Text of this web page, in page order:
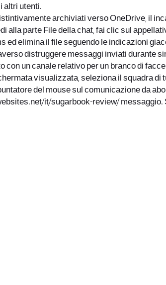
altri utenti.
archiviati verso OneDrive, il
parte File della chat, fai clic sul
ed elimina il file seguendo le indicazioni
distruggere messaggi inviati durante
un canale relativo per un branco di
visualizzata, seleziona il squadra di
del mouse sul comunicazione da
it/sugarbook-review/ messaggio.